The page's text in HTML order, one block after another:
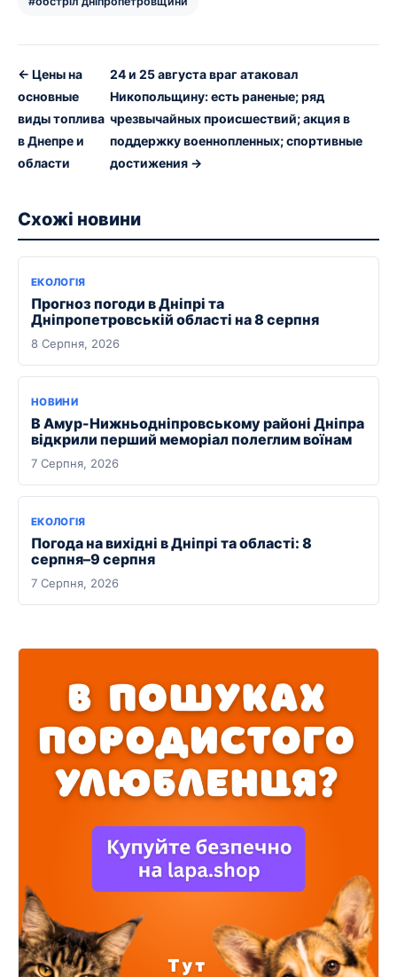
← Цены на
основные
виды топлива
в Днепре и
области
24 и 25 августа враг атаковал
Никопольщину: есть раненые; ряд
чрезвычайных происшествий; акция в
поддержку военнопленных; спортивные
достижения →
Схожі новини
ЕКОЛОГІЯ
Прогноз погоди в Дніпрі та
Дніпропетровській області на 8 серпня
8 Серпня, 2026
НОВИНИ
В Амур-Нижньодніпровському районі Дніпра
відкрили перший меморіал полеглим воїнам
7 Серпня, 2026
ЕКОЛОГІЯ
Погода на вихідні в Дніпрі та області: 8
серпня–9 серпня
7 Серпня, 2026